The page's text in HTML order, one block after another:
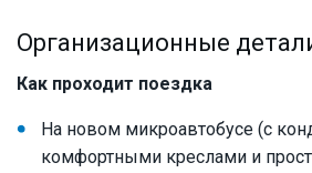
Организационные
Как проходит поездка
На новом микроавтобусе (с
комфортными креслами и